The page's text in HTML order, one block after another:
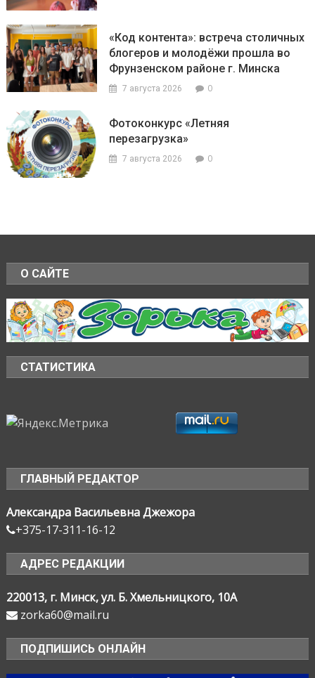
«Код контента»: встреча столичных
блогеров и молодёжи прошла во
Фрунзенском районе г. Минска
7 августа 2026 0
Фотоконкурс «Летняя
перезагрузка»
7 августа 2026 0
О САЙТЕ
СТАТИСТИКА
ГЛАВНЫЙ РЕДАКТОР
Александра Васильевна Джежора
+375-17-311-16-12
АДРЕС РЕДАКЦИИ
220013, г. Минск, ул. Б. Хмельницкого, 10А
zorka60@mail.ru
ПОДПИШИСЬ ОНЛАЙН